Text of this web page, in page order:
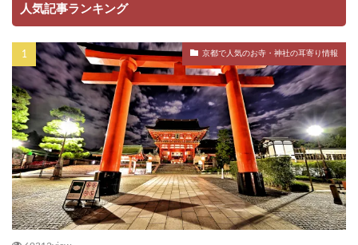
人気記事ランキング
京都で人気のお寺・神社の耳寄り情報